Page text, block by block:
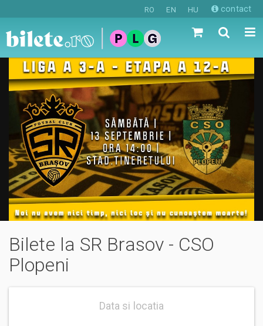
RO EN HU contact
Bilete la SR Brasov - CSO
Plopeni
Data si locatia